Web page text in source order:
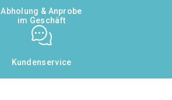
Abholung & Anprobe
im Geschäft
Kundenservice